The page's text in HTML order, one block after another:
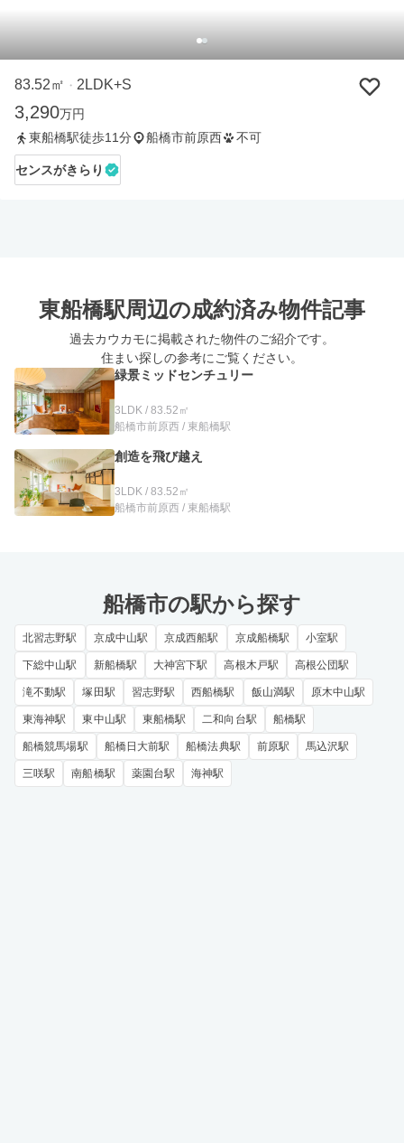
83.52㎡ ・ 2LDK+S
3,290万円
東船橋駅徒歩11分
船橋市前原西 不可
センスがきらり
東船橋駅周辺の成約済み物件記事
過去カウカモに掲載された物件のご紹介です。
住まい探しの参考にご覧ください。
緑景ミッドセンチュリー
3LDK / 83.52㎡
船橋市前原西 / 東船橋駅
創造を飛び越え
3LDK / 83.52㎡
船橋市前原西 / 東船橋駅
船橋市の駅から探す
北習志野駅 京成中山駅 京成西船駅 京成船橋駅 小室駅
下総中山駅 新船橋駅 大神宮下駅 高根木戸駅 高根公団駅
滝不動駅 塚田駅 習志野駅 西船橋駅 飯山満駅 原木中山駅
東海神駅 東中山駅 東船橋駅 二和向台駅 船橋駅
船橋競馬場駅 船橋日大前駅 船橋法典駅 前原駅 馬込沢駅
三咲駅 南船橋駅 薬園台駅 海神駅